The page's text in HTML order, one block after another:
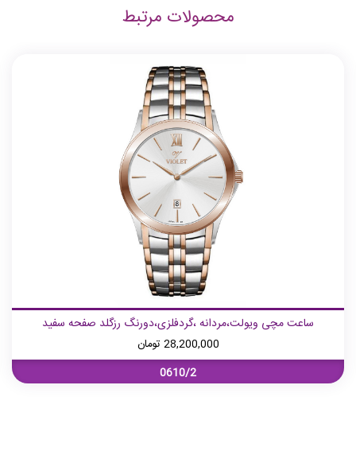
محصولات مرتبط
ساعت مچی ویولت،مردانه ،گردفلزی،دورنگ رزگلد صفحه سفید
28,200,000 تومان
0610/2